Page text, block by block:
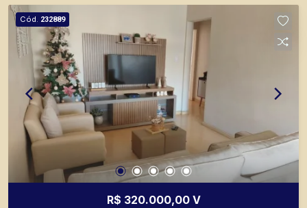
prontos, usados ou mesmo nos principais
lançamentos da cidade de Ribeirão Preto.
Cód. 232889
R$ 320.000,00 V